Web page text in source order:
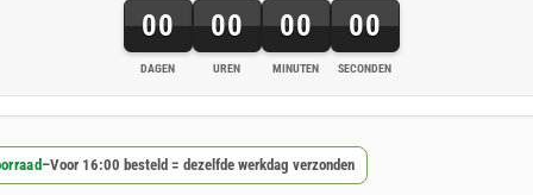
00
DAGEN
00
UREN
00
MINUTEN
00
SECONDEN
–Voor 16:00 besteld = dezelfde werkdag verzonden